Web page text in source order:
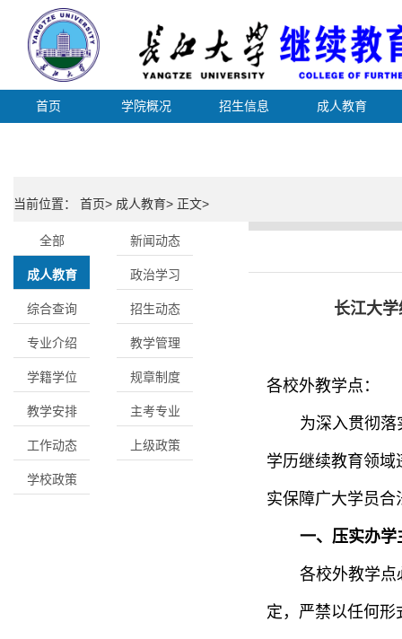
首页 学院概况 招生信息 成人教育
当前位置： 首页> 成人教育> 正文>
全部 新闻动态
成人教育 政治学习
综合查询 招生动态
专业介绍 教学管理
学籍学位 规章制度
教学安排 主考专业
工作动态 上级政策
学校政策
长江大
各校外教学点：
为深入贯彻
学历继续教育领
实保障广大学员
一、压实办学
各校外教学点
定，严禁以任何